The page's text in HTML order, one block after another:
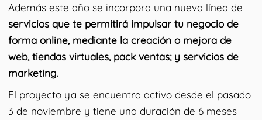
Además este año se incorpora una nueva línea de
servicios que te permitirá impulsar tu negocio de
forma online, mediante la creación o mejora de
web, tiendas virtuales, pack ventas; y servicios de
marketing.
El proyecto ya se encuentra activo desde el pasado
3 de noviembre y tiene una duración de 6 meses